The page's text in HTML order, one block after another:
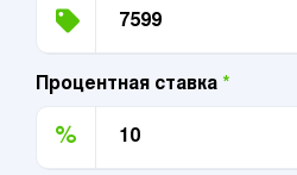
Процентная ставка *
%